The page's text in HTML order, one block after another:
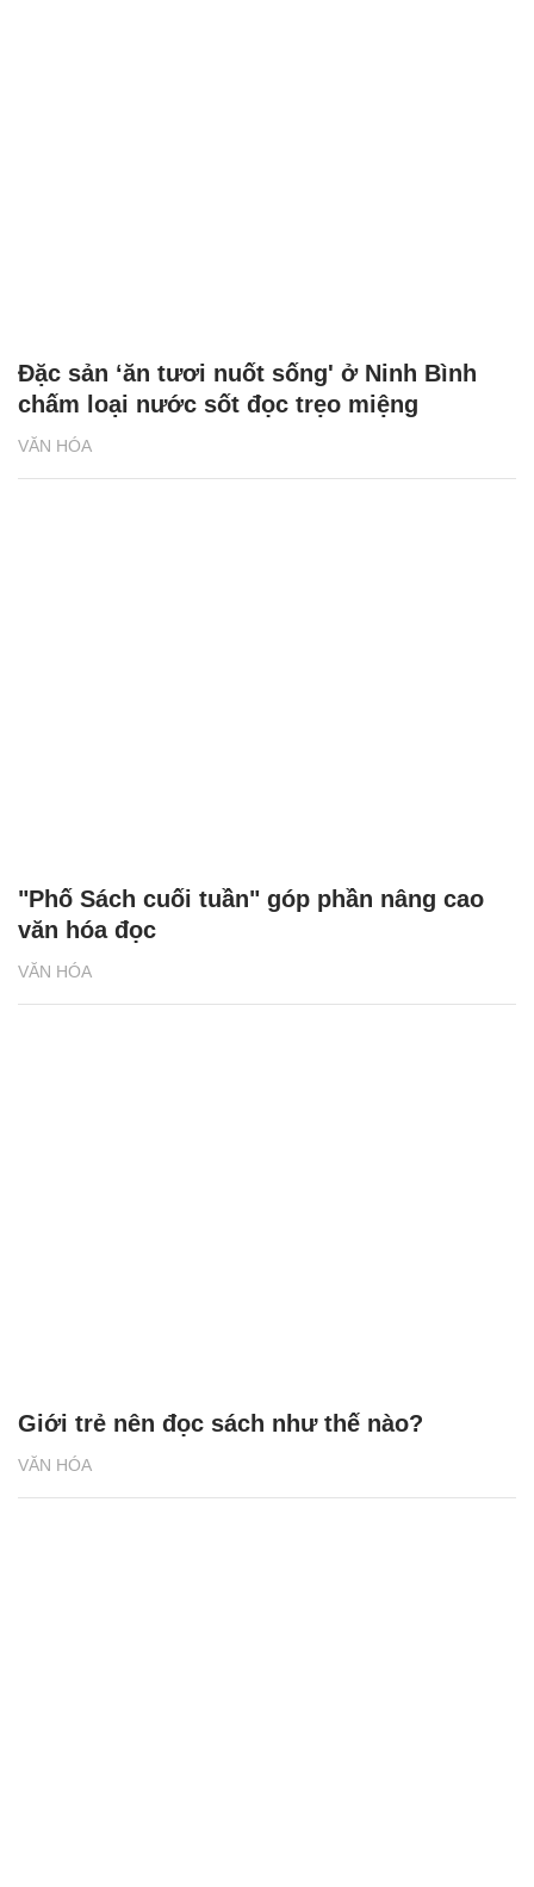
VĂN HÓA
Đặc sản ‘ăn tươi nuốt sống' ở Ninh Bình
chấm loại nước sốt đọc trẹo miệng
VĂN HÓA
"Phố Sách cuối tuần" góp phần nâng cao
văn hóa đọc
VĂN HÓA
Giới trẻ nên đọc sách như thế nào?